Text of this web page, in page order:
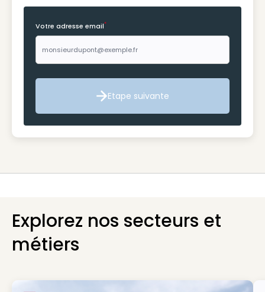
Votre adresse email*
Etape suivante
Etape suivante
Explorez nos secteurs et
métiers